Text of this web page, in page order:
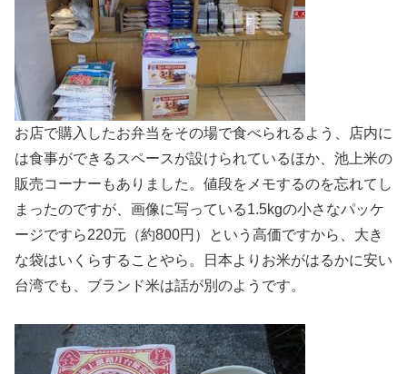
お店で購入したお弁当をその場で食べられるよう、店内に
は食事ができるスペースが設けられているほか、池上米の
販売コーナーもありました。値段をメモするのを忘れてし
まったのですが、画像に写っている1.5kgの小さなパッケ
ージですら220元（約800円）という高価ですから、大き
な袋はいくらすることやら。日本よりお米がはるかに安い
台湾でも、ブランド米は話が別のようです。